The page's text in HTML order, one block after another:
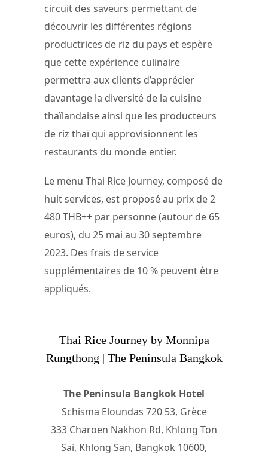
circuit des saveurs permettant de
découvrir les différentes régions
productrices de riz du pays et espère
que cette expérience culinaire
permettra aux clients d’apprécier
davantage la diversité de la cuisine
thaïlandaise ainsi que les producteurs
de riz thaï qui approvisionnent les
restaurants du monde entier.
Le menu Thai Rice Journey, composé de
huit services, est proposé au prix de 2
480 THB++ par personne (autour de 65
euros), du 25 mai au 30 septembre
2023. Des frais de service
supplémentaires de 10 % peuvent être
appliqués.
Thai Rice Journey by Monnipa
Rungthong | The Peninsula Bangkok
The Peninsula Bangkok Hotel
Schisma Eloundas 720 53, Grèce
333 Charoen Nakhon Rd, Khlong Ton
Sai, Khlong San, Bangkok 10600,